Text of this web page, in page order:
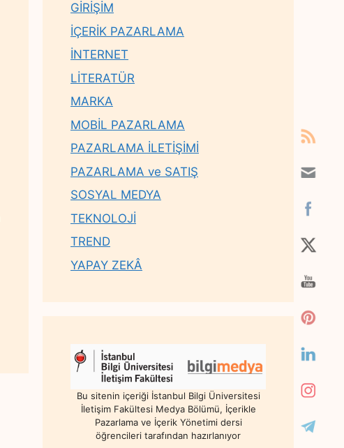
GİRİŞİM
İÇERİK PAZARLAMA
İNTERNET
LİTERATÜR
MARKA
MOBİL PAZARLAMA
PAZARLAMA İLETİŞİMİ
PAZARLAMA ve SATIŞ
SOSYAL MEDYA
TEKNOLOJİ
TREND
YAPAY ZEKÂ
Bu sitenin içeriği İstanbul Bilgi Üniversitesi
İletişim Fakültesi Medya Bölümü, İçerikle
Pazarlama ve İçerik Yönetimi dersi
öğrencileri tarafından hazırlanıyor